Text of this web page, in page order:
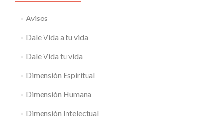
Avisos
Dale Vida a tu vida
Dale Vida tu vida
Dimensión Espiritual
Dimensión Humana
Dimensión Intelectual